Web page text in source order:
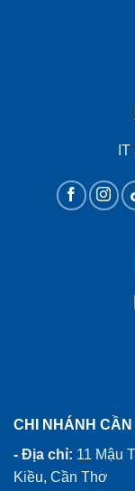
CHI NHÁNH
- Địa chỉ: 11 Mậu
Kiều, Cần Thơ